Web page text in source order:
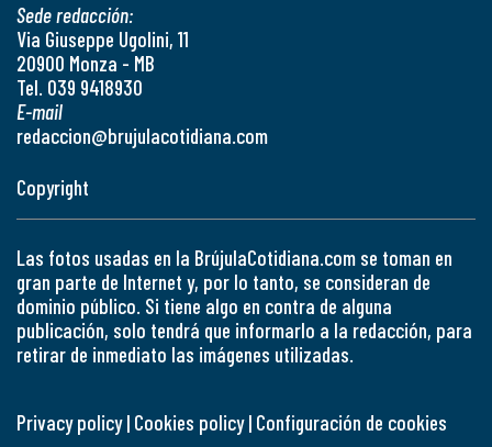
Sede redacción:
Via Giuseppe Ugolini, 11
20900 Monza - MB
Tel. 039 9418930
E-mail
redaccion@brujulacotidiana.com
Copyright
Las fotos usadas en la BrújulaCotidiana.com se toman en
gran parte de Internet y, por lo tanto, se consideran de
dominio público. Si tiene algo en contra de alguna
publicación, solo tendrá que informarlo a la redacción, para
retirar de inmediato las imágenes utilizadas.
Privacy policy| Cookies policy| Configuración de cookies